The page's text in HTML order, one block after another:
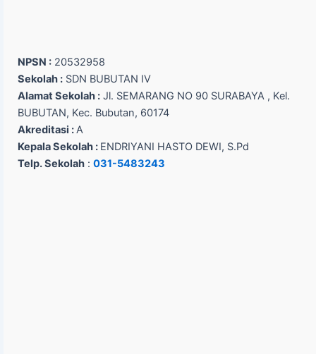
NPSN : 20532958
Sekolah : SDN BUBUTAN IV
Alamat Sekolah : Jl. SEMARANG NO 90 SURABAYA , Kel.
BUBUTAN, Kec. Bubutan, 60174
Akreditasi :A
Kepala Sekolah : ENDRIYANI HASTO DEWI, S.Pd
Telp. Sekolah : 031-5483243